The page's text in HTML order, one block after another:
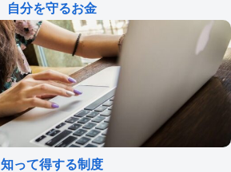
自分を守るお金
知って得する制度